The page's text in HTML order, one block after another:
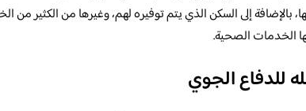
بالإضافة إلى السكن الذي يتم توفيره لهم، وغيرها من الكثير من
الخدمات الصحية.
للدفاع الجوي